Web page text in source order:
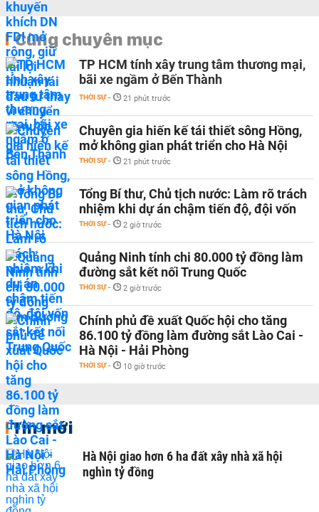
Cùng chuyên mục
TP HCM tính xây trung tâm thương mại,
bãi xe ngầm ở Bến Thành
THỜI SỰ - 21 phút trước
Chuyên gia hiến kế tái thiết sông Hồng,
mở không gian phát triển cho Hà Nội
THỜI SỰ - 21 phút trước
Tổng Bí thư, Chủ tịch nước: Làm rõ trách
nhiệm khi dự án chậm tiến độ, đội vốn
THỜI SỰ - 2 giờ trước
Quảng Ninh tính chi 80.000 tỷ đồng làm
đường sắt kết nối Trung Quốc
THỜI SỰ - 2 giờ trước
Chính phủ đề xuất Quốc hội cho tăng
86.100 tỷ đồng làm đường sắt Lào Cai -
Hà Nội - Hải Phòng
THỜI SỰ - 10 giờ trước
Tin mới
Hà Nội giao hơn 6 ha đất xây nhà xã hội
nghìn tỷ đồng